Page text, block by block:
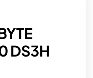
DS3H